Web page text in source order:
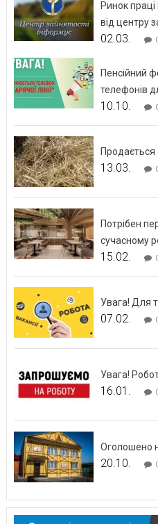
Ринок праці
від центру
02.03.
Пенсійний
телефонів
10.10.
Продається
13.03.
Потрібен
сучасному
15.02.
Увага! Для
07.02.
Увага!
16.01.
Оголошено
20.10.